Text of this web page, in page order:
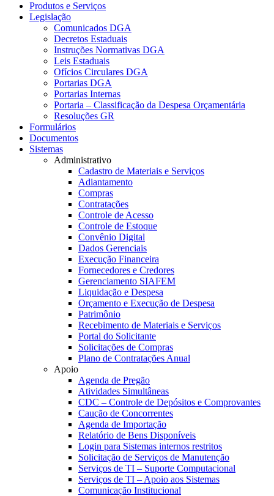
Produtos e Serviços
Legislação
Comunicados DGA
Decretos Estaduais
Instruções Normativas DGA
Leis Estaduais
Ofícios Circulares DGA
Portarias DGA
Portarias Internas
Portaria – Classificação da Despesa Orçamentária
Resoluções GR
Formulários
Documentos
Sistemas
Administrativo
Cadastro de Materiais e Serviços
Adiantamento
Compras
Contratações
Controle de Acesso
Controle de Estoque
Convênio Digital
Dados Gerenciais
Execução Financeira
Fornecedores e Credores
Gerenciamento SIAFEM
Liquidação e Despesa
Orçamento e Execução de Despesa
Patrimônio
Recebimento de Materiais e Serviços
Portal do Solicitante
Solicitações de Compras
Plano de Contratações Anual
Apoio
Agenda de Pregão
Atividades Simultâneas
CDC – Controle de Depósitos e Comprovantes
Caução de Concorrentes
Agenda de Importação
Relatório de Bens Disponíveis
Login para Sistemas internos restritos
Solicitação de Serviços de Manutenção
Serviços de TI – Suporte Computacional
Serviços de TI – Apoio aos Sistemas
Comunicação Institucional